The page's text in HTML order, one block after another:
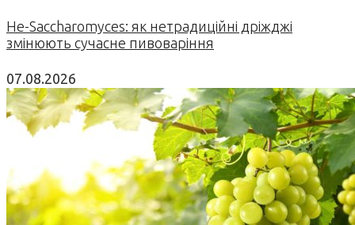
Не-Saccharomyces: як нетрадиційні дріжджі
змінюють сучасне пивоваріння
07.08.2026